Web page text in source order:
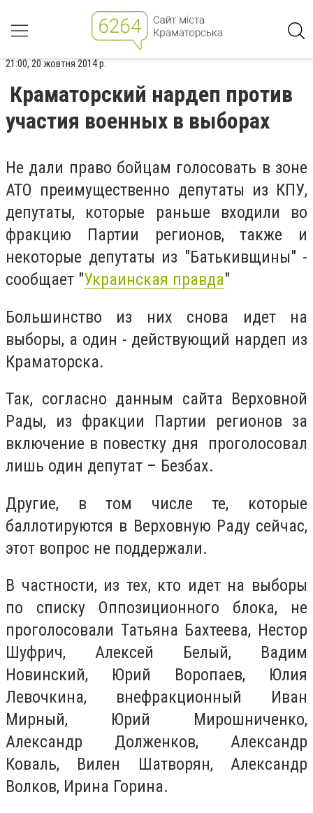
21:00, 20 жовтня 2014 р.
Краматорский нардеп против
участия военных в выборах
Не дали право бойцам голосовать в зоне
АТО преимущественно депутаты из КПУ,
депутаты, которые раньше входили во
фракцию Партии регионов, также и
некоторые депутаты из "Батькивщины" -
сообщает "Украинская правда"
Большинство из них снова идет на
выборы, а один - действующий нардеп из
Краматорска.
Так, согласно данным сайта Верховной
Рады, из фракции Партии регионов за
включение в повестку дня проголосовал
лишь один депутат – Безбах.
Другие, в том числе те, которые
баллотируются в Верховную Раду сейчас,
этот вопрос не поддержали.
В частности, из тех, кто идет на выборы
по списку Оппозиционного блока, не
проголосовали Татьяна Бахтеева, Нестор
Шуфрич, Алексей Белый, Вадим
Новинский, Юрий Воропаев, Юлия
Левочкина, внефракционный Иван
Мирный, Юрий Мирошниченко,
Александр Долженков, Александр
Коваль, Вилен Шатворян, Александр
Волков, Ирина Горина.